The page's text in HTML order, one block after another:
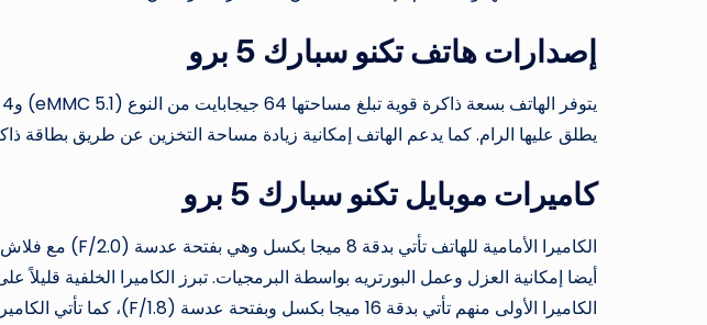
إصدارات هاتف تكنو سبارك 5 برو
يطلق عليها الرام. كما يدعم الهاتف إمكانية زيادة مساحة التخزين عن طريق بطاقة
كاميرات موبايل تكنو سبارك 5 برو
أيضا إمكانية العزل وعمل البورتريه بواسطة البرمجيات. تبرز الكاميرا الخلفية قليلاً